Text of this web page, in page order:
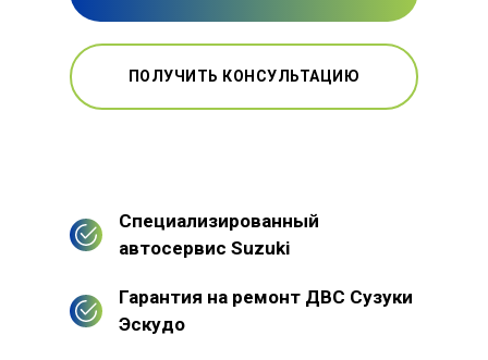
ПОЛУЧИТЬ КОНСУЛЬТАЦИЮ
Специализированный
автосервис Suzuki
Гарантия на ремонт ДВС Сузуки
Эскудо